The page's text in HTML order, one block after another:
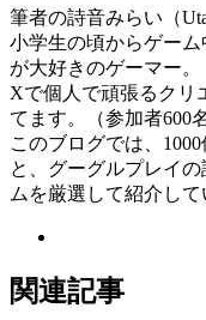
筆者の詩音みらい（
小学生の頃からゲー
が大好きのゲーマー。
Xで個人で頑張るクリ
てます。（参加者600
このブログでは、
と、グーグルプレイ
ムを厳選して紹介して
関連記事